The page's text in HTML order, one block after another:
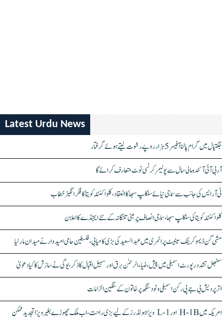
Latest Urdu News
جگتیال میں گرام پالنا آفیسر 5 ہزار روپے رشوت لیتے ہوئے گرفتار
آر بی آئی آئندہ مالی سال سے پولیمر کرنسی نوٹ متعارف کرائے گا
ٹی آر ایس کی جانب سے سماجی نیائے سنکلپ سبھا کا انعقاد، کلواکنٹلہ کویتا کا فکر انگیز خطاب
کلواکنٹلہ کویتا کی سنکلپ سبھا، سماجی انصاف پر مبنی تلنگانہ کے نئے ایجنڈے کا اعلان
مشی گن ڈیموکریٹک سینیٹ پرائمری میں عبدالسعید کی بڑی کامیابی، فلسطین حامی امیدوار نے میدان مار لیا
سنبھل تشدد رپورٹ اسمبلی میں پیش، ضیاء الرحمٰن برق اور سہیل اقبال کا ذکر، یوگی نے سازش کا کیا دعویٰ
اتر پردیش بی جے پی رکن اسمبلی ونود سنگھ پر خاتون کے سنگین الزامات
امریکہ میں H-1B اور L-1 ویزا ہولڈرز کے لیے بڑی راحت، اب ملک چھوڑے بغیر ویزا تجدید ممکن